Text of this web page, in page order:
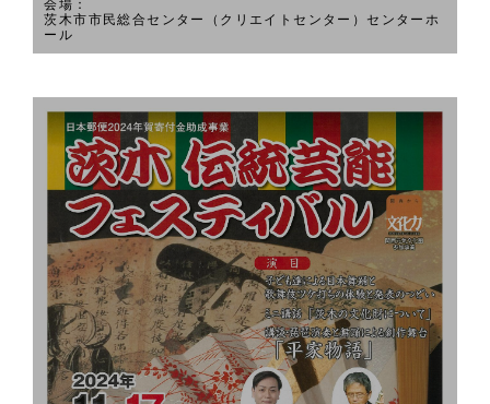
会場：
茨木市市民総合センター（クリエイトセンター）センターホ
ール